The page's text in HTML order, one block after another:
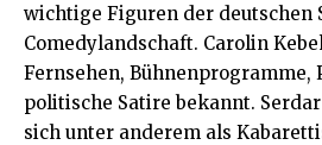
wichtige Figuren der deutschen
Comedylandschaft. Carolin
Fernsehen, Bühnenprogramme,
politische Satire bekannt.
sich unter anderem als